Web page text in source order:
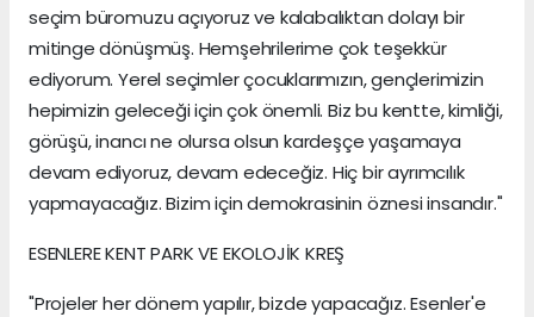
seçim büromuzu açıyoruz ve kalabalıktan dolayı bir
mitinge dönüşmüş. Hemşehrilerime çok teşekkür
ediyorum. Yerel seçimler çocuklarımızın, gençlerimizin
hepimizin geleceği için çok önemli. Biz bu kentte, kimliği,
görüşü, inancı ne olursa olsun kardeşçe yaşamaya
devam ediyoruz, devam edeceğiz. Hiç bir ayrımcılık
yapmayacağız. Bizim için demokrasinin öznesi insandır."
ESENLERE KENT PARK VE EKOLOJİK KREŞ
"Projeler her dönem yapılır, bizde yapacağız. Esenler'e